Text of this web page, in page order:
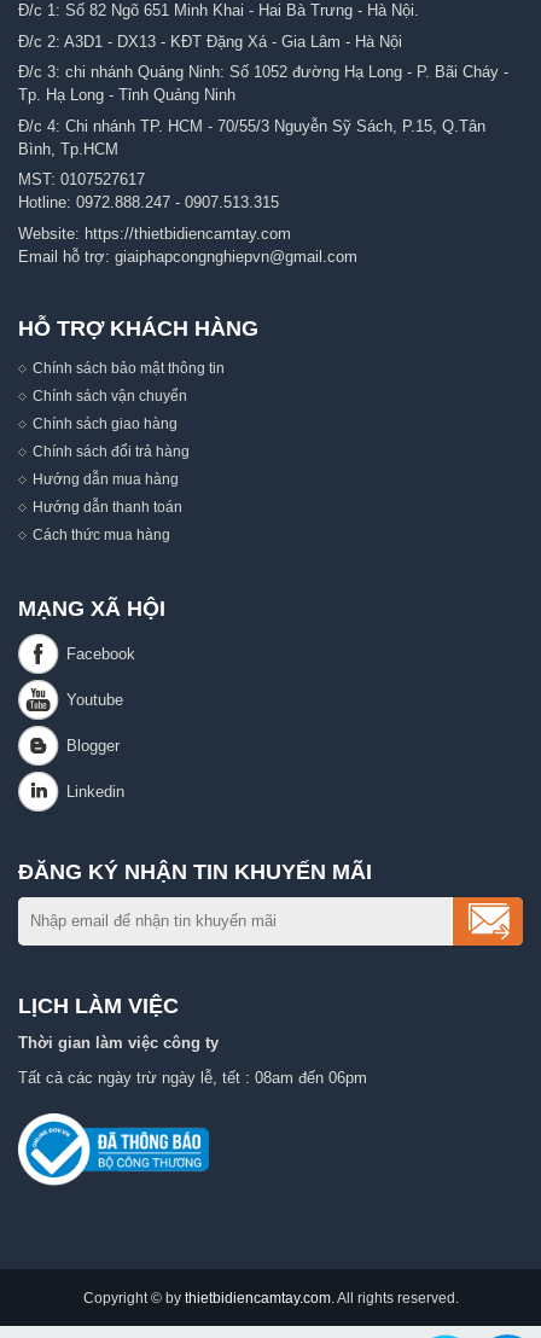
Đ/c 1: Số 82 Ngõ 651 Minh Khai - Hai Bà Trưng - Hà Nội.
Đ/c 2: A3D1 - DX13 - KĐT Đặng Xá - Gia Lâm - Hà Nội
Đ/c 3: chi nhánh Quảng Ninh: Số 1052 đường Hạ Long - P. Bãi Cháy -
Tp. Hạ Long - Tỉnh Quảng Ninh
Đ/c 4: Chi nhánh TP. HCM - 70/55/3 Nguyễn Sỹ Sách, P.15, Q.Tân
Bình, Tp.HCM
MST: 0107527617
Hotline: 0972.888.247 - 0907.513.315
Website: https://thietbidiencamtay.com
Email hỗ trợ: giaiphapcongnghiepvn@gmail.com
HỖ TRỢ KHÁCH HÀNG
Chính sách bảo mật thông tin
Chính sách vận chuyển
Chính sách giao hàng
Chính sách đổi trả hàng
Hướng dẫn mua hàng
Hướng dẫn thanh toán
Cách thức mua hàng
MẠNG XÃ HỘI
ĐĂNG KÝ NHẬN TIN KHUYẾN MÃI
LỊCH LÀM VIỆC
Thời gian làm việc công ty
Tất cả các ngày trừ ngày lễ, tết : 08am đến 06pm
Copyright © by thietbidiencamtay.com. All rights reserved.